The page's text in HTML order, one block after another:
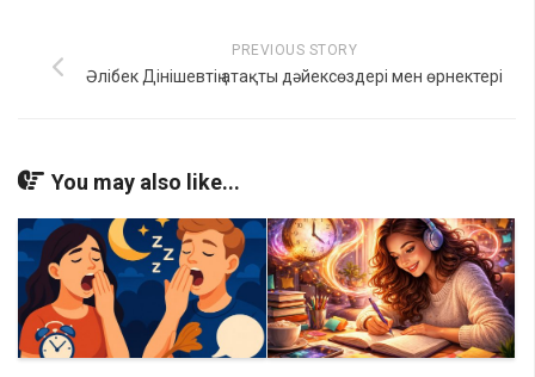
PREVIOUS STORY
Әлібек Дінішевтің атақты дәйексөздері мен өрнектері
You may also like...